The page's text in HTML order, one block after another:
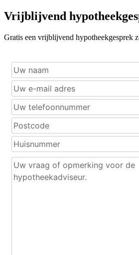
Vrijblijvend
Gratis een vrijblijvend hypotheekgesprek